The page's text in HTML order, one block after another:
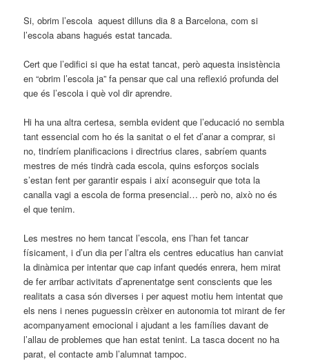
Si, obrim l’escola aquest dilluns dia 8 a Barcelona, com si
l’escola abans hagués estat tancada.
Cert que l’edifici si que ha estat tancat, però aquesta insistència
en “obrim l’escola ja” fa pensar que cal una reflexió profunda del
que és l’escola i què vol dir aprendre.
Hi ha una altra certesa, sembla evident que l’educació no sembla
tant essencial com ho és la sanitat o el fet d’anar a comprar, si
no, tindríem planificacions i directrius clares, sabríem quants
mestres de més tindrà cada escola, quins esforços socials
s’estan fent per garantir espais i així aconseguir que tota la
canalla vagi a escola de forma presencial… però no, això no és
el que tenim.
Les mestres no hem tancat l’escola, ens l’han fet tancar
físicament, i d’un dia per l’altra els centres educatius han canviat
la dinàmica per intentar que cap infant quedés enrera, hem mirat
de fer arribar activitats d’aprenentatge sent conscients que les
realitats a casa són diverses i per aquest motiu hem intentat que
els nens i nenes puguessin crèixer en autonomia tot mirant de fer
acompanyament emocional i ajudant a les famílies davant de
l’allau de problemes que han estat tenint. La tasca docent no ha
parat, el contacte amb l’alumnat tampoc.